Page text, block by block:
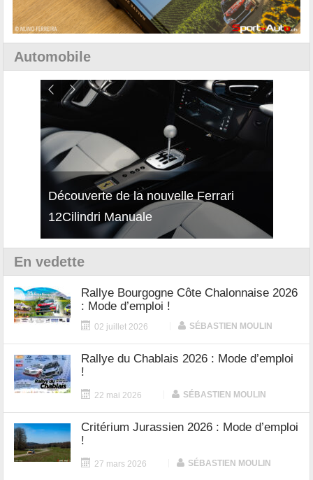
Automobile
Découverte de la nouvelle Ferrari
12Cilindri Manuale
Essai – Porsche Taycan MY27 avec e-
Shift
En vedette
Rallye Bourgogne Côte Chalonnaise 2026
: Mode d’emploi !
02 juillet 2026 SÉBASTIEN MOULIN
Rallye du Chablais 2026 : Mode d’emploi
!
22 mai 2026 SÉBASTIEN MOULIN
Critérium Jurassien 2026 : Mode d’emploi
!
27 mars 2026 SÉBASTIEN MOULIN